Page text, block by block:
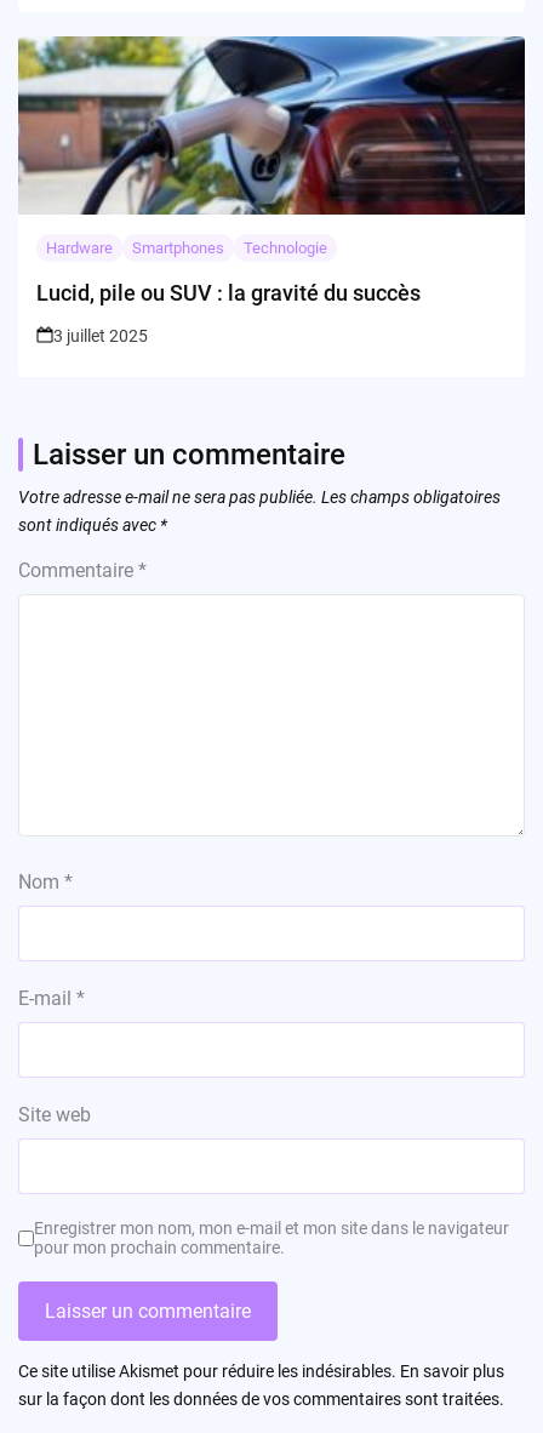
Hardware Smartphones Technologie
Lucid, pile ou SUV : la gravité du succès
3 juillet 2025
Laisser un commentaire
Votre adresse e-mail ne sera pas publiée. Les champs obligatoires
sont indiqués avec *
Commentaire *
Nom *
E-mail *
Site web
Enregistrer mon nom, mon e-mail et mon site dans le navigateur
pour mon prochain commentaire.
Ce site utilise Akismet pour réduire les indésirables. En savoir plus
sur la façon dont les données de vos commentaires sont traitées.